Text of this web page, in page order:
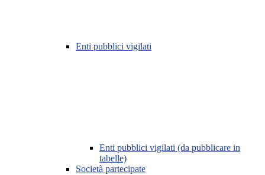
Enti pubblici vigilati
Enti pubblici vigilati (da pubblicare in
tabelle)
Società partecipate